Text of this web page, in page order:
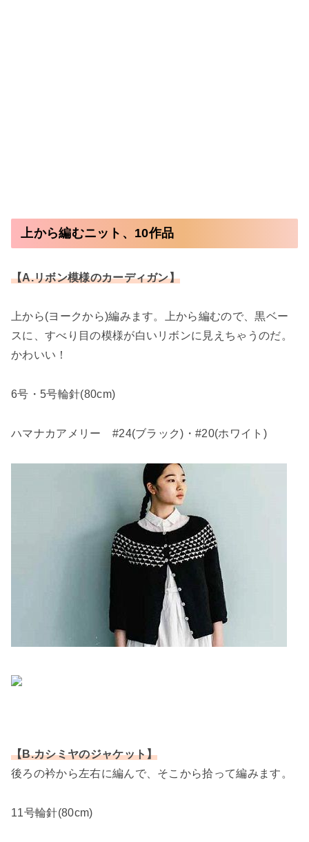
上から編むニット、10作品
【A.リボン模様のカーディガン】
上から(ヨークから)編みます。上から編むので、黒ベー
スに、すべり目の模様が白いリボンに見えちゃうのだ。
かわいい！
6号・5号輪針(80cm)
ハマナカアメリー #24(ブラック)・#20(ホワイト)
【B.カシミヤのジャケット】
後ろの衿から左右に編んで、そこから拾って編みます。
11号輪針(80cm)